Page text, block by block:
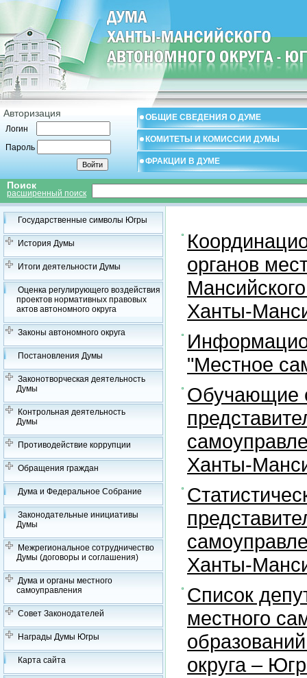
Авторизация
Логин
Пароль
ОБЩИЕ СВЕДЕНИЯ О ДУМЕ
КОМИТЕТЫ И КОМИССИИ ДУМЫ
ФРАКЦИИ В ДУМЕ
Поиск
расширенный поиск
Государственные символы Югры
История Думы
Итоги деятельности Думы
Оценка регулирующего воздействия
проектов нормативных правовых
актов автономного округа
Законы автономного округа
Постановления Думы
Законотворческая деятельность
Думы
Контрольная деятельность
Думы
Противодействие коррупции
Обращения граждан
Дума и Федеральное Собрание
Законодательные инициативы
Думы
Межрегиональное сотрудничество
Думы (договоры и соглашения)
Дума и органы местного
самоуправления
Совет Законодателей
Награды Думы Югры
Карта сайта
органов
Ханты-
"Местное
Обучающие
Ханты-
Ханты-
Список
местного
округа –